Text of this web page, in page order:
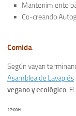
Mantenimiento
Co-creando
Comida.
Según vayan
Asamblea de Lavapiés
vegano y ecológico.
17:00H